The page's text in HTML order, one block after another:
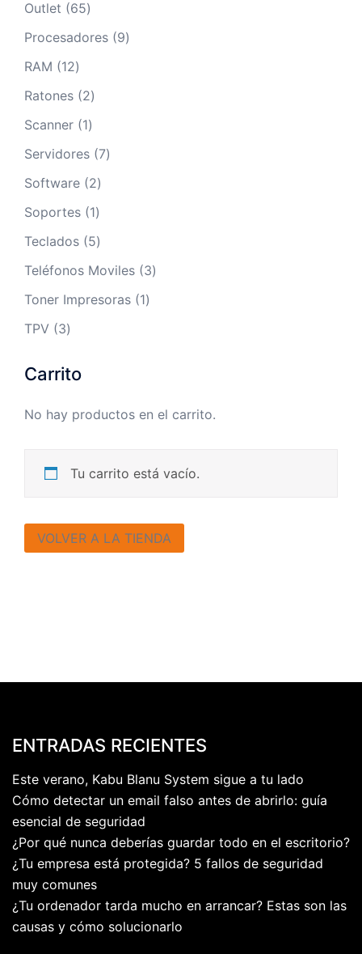
Outlet 6565
productos
Procesadores 99
RAM 1212
productos
Ratones 22
productos
Scanner 11
producto
Servidores 77
Software 22
productos
Soportes 11
producto
Teclados 55
productos
Teléfonos Moviles 33
Toner Impresoras 11
TPV 33
Carrito
No hay productos en el carrito.
Tu carrito está vacío.
VOLVER A LA TIENDA
ENTRADAS RECIENTES
Este verano, Kabu Blanu System sigue a tu lado
Cómo detectar un email falso antes de abrirlo: guía
esencial de seguridad
¿Por qué nunca deberías guardar todo en el escritorio?
¿Tu empresa está protegida? 5 fallos de seguridad
muy comunes
¿Tu ordenador tarda mucho en arrancar? Estas son las
causas y cómo solucionarlo